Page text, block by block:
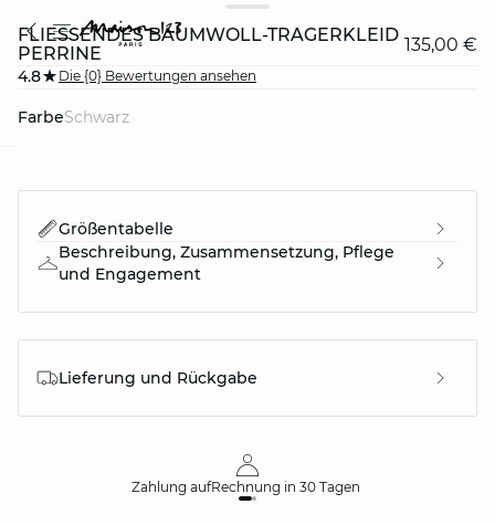
FLIESSENDES BAUMWOLL-TRÄGERKLEID P
ERRINE
135,00 €
4.8 Die {0} Bewertungen ansehen
Farbe schwarz
Größentabelle
Beschreibung, Zusammensetzung, Pflege
und Engagement
Lieferung und Rückgabe
Zahlung aufRechnung in 30 Tagen